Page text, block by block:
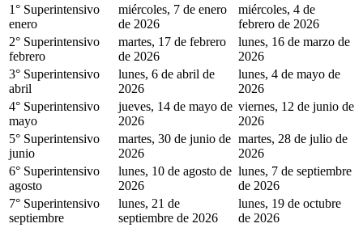
1° Superintensivo
enero
miércoles, 7 de enero
de 2026
miércoles, 4 de
febrero de 2026
2° Superintensivo
febrero
martes, 17 de febrero
de 2026
lunes, 16 de marzo de
2026
3° Superintensivo
abril
lunes, 6 de abril de
2026
lunes, 4 de mayo de
2026
4° Superintensivo
mayo
jueves, 14 de mayo de
2026
viernes, 12 de junio de
2026
5° Superintensivo
junio
martes, 30 de junio de
2026
martes, 28 de julio de
2026
6° Superintensivo
agosto
lunes, 10 de agosto de
2026
lunes, 7 de septiembre
de 2026
7° Superintensivo
septiembre
lunes, 21 de
septiembre de 2026
lunes, 19 de octubre
de 2026